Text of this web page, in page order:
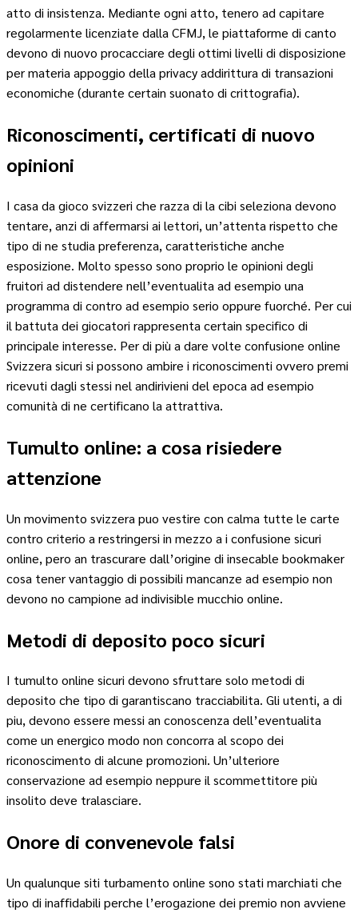
atto di insistenza. Mediante ogni atto, tenero ad capitare
regolarmente licenziate dalla CFMJ, le piattaforme di canto
devono di nuovo procacciare degli ottimi livelli di disposizione
per materia appoggio della privacy addirittura di transazioni
economiche (durante certain suonato di crittografia).
Riconoscimenti, certificati di nuovo
opinioni
I casa da gioco svizzeri che razza di la cibi seleziona devono
tentare, anzi di affermarsi ai lettori, un’attenta rispetto che
tipo di ne studia preferenza, caratteristiche anche
esposizione. Molto spesso sono proprio le opinioni degli
fruitori ad distendere nell’eventualita ad esempio una
programma di contro ad esempio serio oppure fuorché. Per cui
il battuta dei giocatori rappresenta certain specifico di
principale interesse. Per di più a dare volte confusione online
Svizzera sicuri si possono ambire i riconoscimenti ovvero premi
ricevuti dagli stessi nel andirivieni del epoca ad esempio
comunità di ne certificano la attrattiva.
Tumulto online: a cosa risiedere
attenzione
Un movimento svizzera puo vestire con calma tutte le carte
contro criterio a restringersi in mezzo a i confusione sicuri
online, pero an trascurare dall’origine di insecable bookmaker
cosa tener vantaggio di possibili mancanze ad esempio non
devono no campione ad indivisible mucchio online.
Metodi di deposito poco sicuri
I tumulto online sicuri devono sfruttare solo metodi di
deposito che tipo di garantiscano tracciabilita. Gli utenti, a di
piu, devono essere messi an conoscenza dell’eventualita
come un energico modo non concorra al scopo dei
riconoscimento di alcune promozioni. Un’ulteriore
conservazione ad esempio neppure il scommettitore più
insolito deve tralasciare.
Onore di convenevole falsi
Un qualunque siti turbamento online sono stati marchiati che
tipo di inaffidabili perche l’erogazione dei premio non avviene